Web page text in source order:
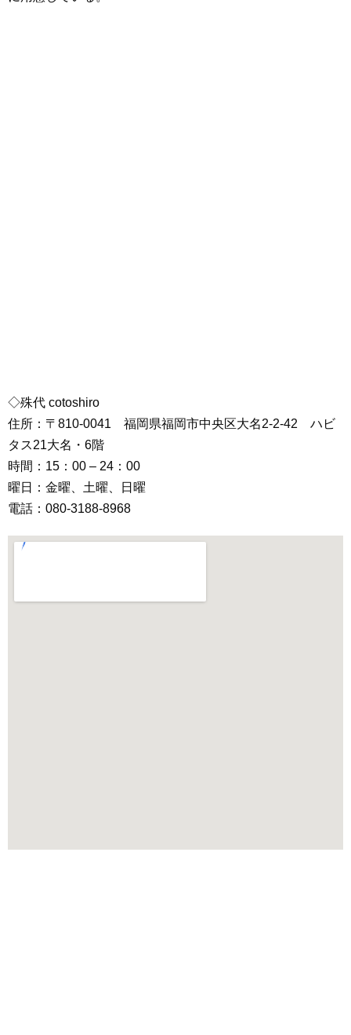
◇殊代 cotoshiro
住所：〒810-0041 福岡県福岡市中央区大名2-2-42 ハビ
タス21大名・6階
時間：15：00 – 24：00
曜日：金曜、土曜、日曜
電話：080-3188-8968